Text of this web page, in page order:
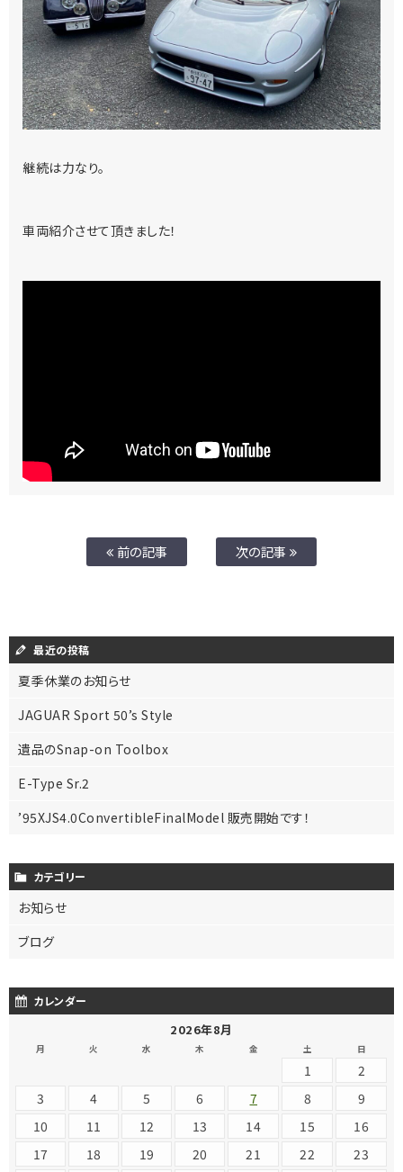
継続は力なり。
車両紹介させて頂きました！
前の記事 次の記事
最近の投稿
夏季休業のお知らせ
JAGUAR Sport 50’s Style
遺品のSnap-on Toolbox
E-Type Sr.2
’95XJS4.0ConvertibleFinalModel 販売開始です！
カテゴリー
お知らせ
ブログ
カレンダー
2026年8月
月 火 水 木 金 土 日
1
2
3
4 5 6 7 8
9
10
11 12 13 14 15
16
17
18 19 20 21 22
23